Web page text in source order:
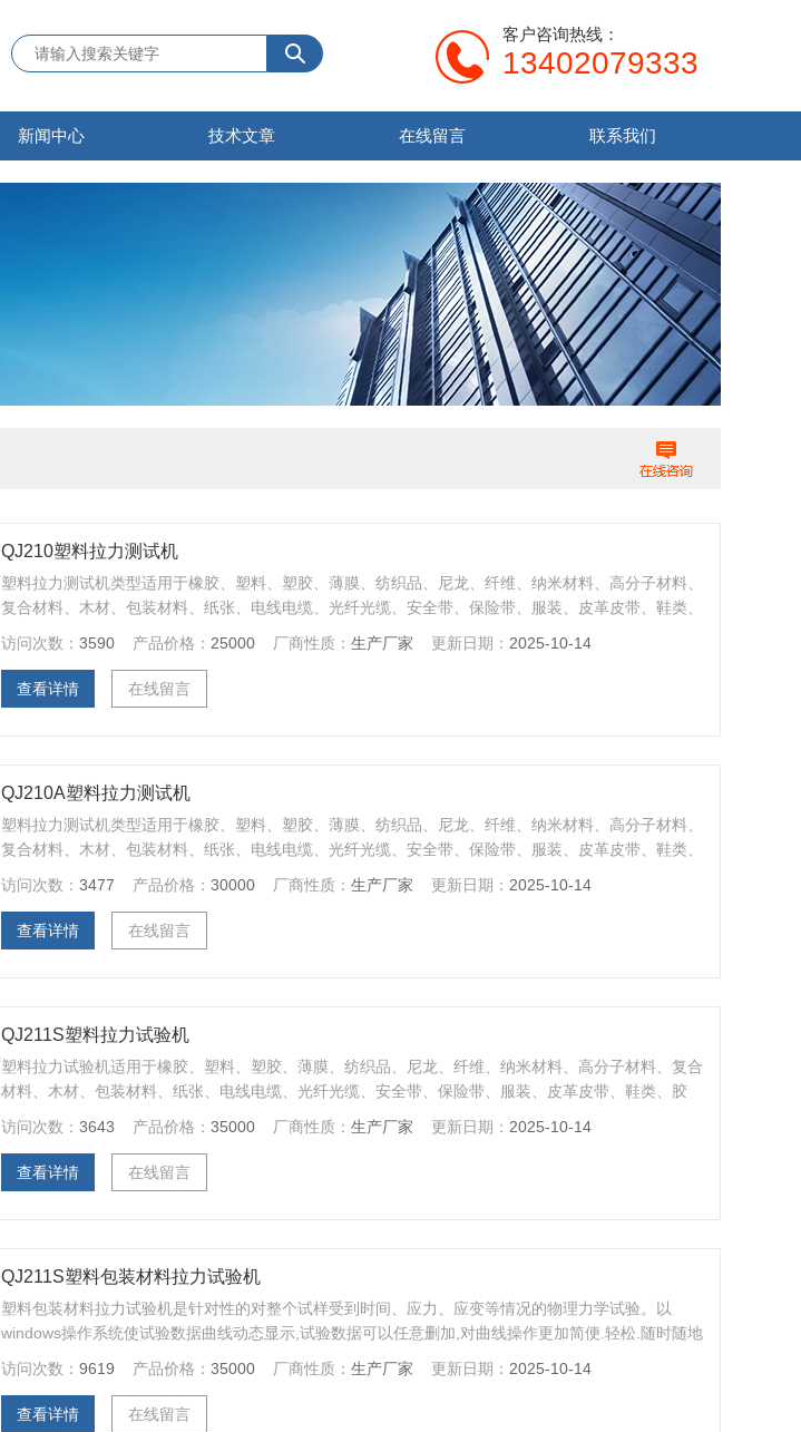
客户咨询热线：
13402079333
新闻中心 技术文章 在线留言 联系我们
QJ210塑料拉力测试机
塑料拉力测试机类型适用于橡胶、塑料、塑胶、薄膜、纺织品、尼龙、纤维、纳米材料、高分子材料、
复合材料、木材、包装材料、纸张、电线电缆、光纤光缆、安全带、保险带、服装、皮革皮带、鞋类、
胶带、聚合物、医疗器械、弹簧钢、轴承钢、不锈钢（及其它高硬度钢）、铸件、钢板、钢带、有色金
属、汽车零部件、合金材料及其它非金属材料和金属材料的拉伸、压缩、弯曲、剥离、撕裂、刺破、剪
切、低周疲劳等力学性能测试和分析研究。
访问次数：3590 产品价格： 25000 厂商性质：生产厂家 更新日期： 2025-10-14
查看详情 在线留言
QJ210A塑料拉力测试机
塑料拉力测试机类型适用于橡胶、塑料、塑胶、薄膜、纺织品、尼龙、纤维、纳米材料、高分子材料、
复合材料、木材、包装材料、纸张、电线电缆、光纤光缆、安全带、保险带、服装、皮革皮带、鞋类、
胶带、聚合物、医疗器械、弹簧钢、轴承钢、不锈钢（及其它高硬度钢）、铸件、钢板、钢带、有色金
属、汽车零部件、合金材料及其它非金属材料和金属材料的拉伸、压缩、弯曲、剥离、撕裂、刺破、剪
切、低周疲劳等力学性能测试和分析研究。
访问次数：3477 产品价格：30000 厂商性质：生产厂家 更新日期： 2025-10-14
查看详情 在线留言
QJ211S塑料拉力试验机
塑料拉力试验机适用于橡胶、塑料、塑胶、薄膜、纺织品、尼龙、纤维、纳米材料、高分子材料、复合
材料、木材、包装材料、纸张、电线电缆、光纤光缆、安全带、保险带、服装、皮革皮带、鞋类、胶
带、聚合物、医疗器械、弹簧钢、轴承钢、不锈钢(及其它高硬度钢)、铸件、钢板、钢带、有色金属、
汽车零部件、合金材料及其它非金属材料和金属材料的拉伸、压缩、弯曲、剥离、撕裂、刺破、剪切、
低周疲劳等力学性能测试和分析研究。
访问次数：3643 产品价格：35000 厂商性质：生产厂家 更新日期： 2025-10-14
查看详情 在线留言
QJ211S塑料包装材料拉力试验机
塑料包装材料拉力试验机是针对性的对整个试样受到时间、应力、应变等情况的物理力学试验。以
windows操作系统使试验数据曲线动态显示,试验数据可以任意删加,对曲线操作更加简便.轻松.随时随地
都可以进行曲线遍历、迭加、分离、缩放、打印等全电子显示监控。可根据客户要求，配置合适夹具
（特殊夹具可根据客户订做）做伸长率、拉力、拉伸、压缩、弯曲、抗弯、撕裂、剪切、刺破、低调疲
劳等多项力学试验。
访问次数：9619 产品价格：35000 厂商性质：生产厂家 更新日期： 2025-10-14
查看详情 在线留言